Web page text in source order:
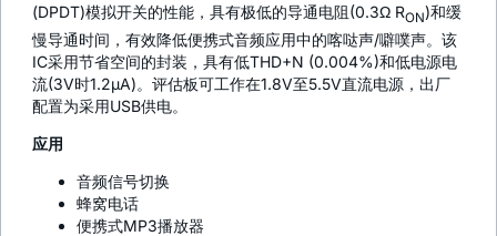
(DPDT)模拟开关的性能，具有极低的导通电阻(0.3Ω RON)和缓
慢导通时间，有效降低便携式音频应用中的喀哒声/噼噗声。该
IC采用节省空间的封装，具有低THD+N (0.004%)和低电源电
流(3V时1.2µA)。评估板可工作在1.8V至5.5V直流电源，出厂
配置为采用USB供电。
应用
音频信号切换
蜂窝电话
便携式MP3播放器